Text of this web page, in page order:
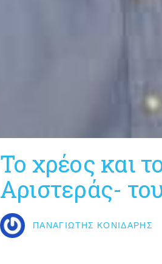
Το χρέος και
Αριστεράς-
ΠΑΝΑΓΙΏΤΗΣ ΚΟΝΙΔΆΡΗΣ